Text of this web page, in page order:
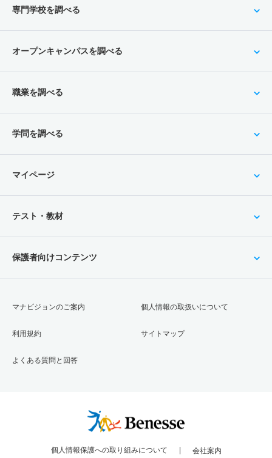
専門学校を調べる
オープンキャンパスを調べる
職業を調べる
学問を調べる
マイページ
テスト・教材
保護者向けコンテンツ
マナビジョンのご案内
利用規約
よくある質問と回答
個人情報の取扱いについて
サイトマップ
個人情報保護への取り組みについて 会社案内